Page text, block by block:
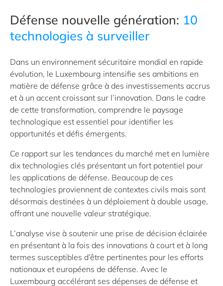
Défense nouvelle génération: 10
technologies à surveiller
Dans un environnement sécuritaire mondial en rapide
évolution, le Luxembourg intensifie ses ambitions en
matière de défense grâce à des investissements accrus
et à un accent croissant sur l’innovation. Dans le cadre
de cette transformation, comprendre le paysage
technologique est essentiel pour identifier les
opportunités et défis émergents.
Ce rapport sur les tendances du marché met en lumière
dix technologies clés présentant un fort potentiel pour
les applications de défense. Beaucoup de ces
technologies proviennent de contextes civils mais sont
désormais destinées à un déploiement à double usage,
offrant une nouvelle valeur stratégique.
L’analyse vise à soutenir une prise de décision éclairée
en présentant à la fois des innovations à court et à long
termes susceptibles d’être pertinentes pour les efforts
nationaux et européens de défense. Avec le
Luxembourg accélérant ses dépenses de défense et